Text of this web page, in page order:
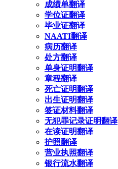
成绩单翻译
学位证翻译
毕业证翻译
NAATI翻译
病历翻译
处方翻译
单身证明翻译
章程翻译
死亡证明翻译
出生证明翻译
签证材料翻译
无犯罪记录证明翻译
在读证明翻译
护照翻译
营业执照翻译
银行流水翻译